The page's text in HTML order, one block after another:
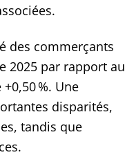
des commerçants
2025 par rapport au
%. Une
disparités,
tandis que